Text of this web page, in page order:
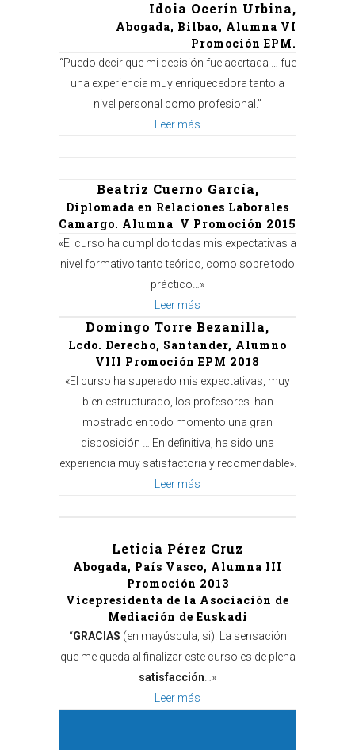
Idoia Ocerín Urbina,
Abogada, Bilbao, Alumna VI
Promoción EPM.
“Puedo decir que mi decisión fue acertada … fue
una experiencia muy enriquecedora tanto a
nivel personal como profesional.”
Leer más
Beatriz Cuerno García,
Diplomada en Relaciones Laborales
Camargo. Alumna V Promoción 2015
«El curso ha cumplido todas mis expectativas a
nivel formativo tanto teórico, como sobre todo
práctico…»
Leer más
Domingo Torre Bezanilla,
Lcdo. Derecho, Santander, Alumno
VIII Promoción EPM 2018
«El curso ha superado mis expectativas, muy
bien estructurado, los profesores han
mostrado en todo momento una gran
disposición … En definitiva, ha sido una
experiencia muy satisfactoria y recomendable».
Leer más
Leticia Pérez Cruz
Abogada, País Vasco, Alumna III
Promoción 2013
Vicepresidenta de la Asociación de
Mediación de Euskadi
“GRACIAS (en mayúscula, si). La sensación
que me queda al finalizar este curso es de plena
satisfacción …»
Leer más